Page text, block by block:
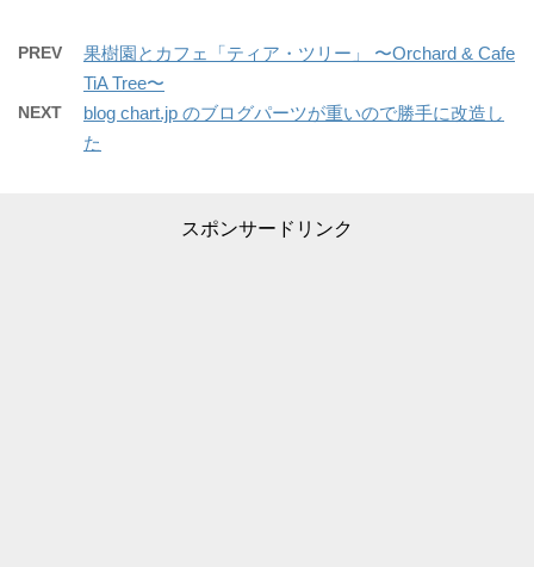
PREV
果樹園とカフェ「ティア・ツリー」 〜Orchard & Cafe
TiA Tree〜
NEXT
blog chart.jp のブログパーツが重いので勝手に改造し
た
スポンサードリンク